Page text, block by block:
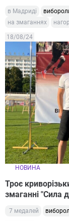
в Мадриді
на змаганнях
18/08/24
НОВИНА
Троє
змаганні "Сила
7 медалей